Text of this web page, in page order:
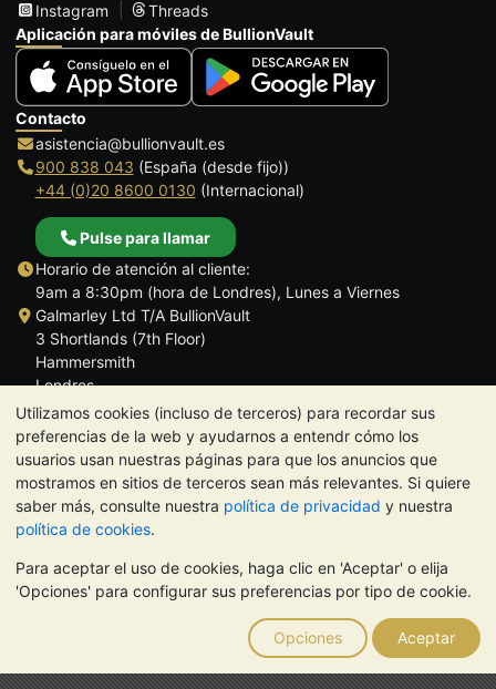
Utilizamos cookies (incluso de terceros) para recordar sus
preferencias de la web y ayudarnos a entendr cómo los
usuarios usan nuestras páginas para que los anuncios que
mostramos en sitios de terceros sean más relevantes. Si quiere
saber más, consulte nuestra política de privacidad y nuestra
política de cookies.
Para aceptar el uso de cookies, haga clic en 'Aceptar' o elija
'Opciones' para configurar sus preferencias por tipo de cookie.
Opciones Aceptar
Instagram
Threads
Aplicación para móviles de BullionVault
Contacto
asistencia@bullionvault.es
900 838 043 (España (desde fijo))
+44 (0)20 8600 0130 (Internacional)
Pulse para llamar
Horario de atención al cliente:
9am a 8:30pm (hora de Londres), Lunes a Viernes
Galmarley Ltd T/A BullionVault
3 Shortlands (7th Floor)
Hammersmith
Londres
W6 8DA
Reino Unido
NOTA: El valor de los metales preciosos puede tanto bajar como
subir. Las tendencias históricas no garantizan la evolución
futura de los precios. Nada de lo contenido en los sitios web de
BullionVault ni en ninguna de sus comunicaciones constituye
asesoramiento en materia de inversión. Debería buscar